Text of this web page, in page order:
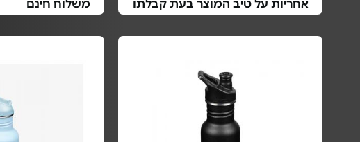
אחריות על טיב המוצר בעת קבלתו
משלוח חינם